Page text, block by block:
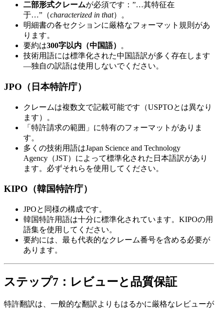
二部形式クレームが必須です：”…其特征在
于…”（characterized in that）。
明細書の各セクションに厳格なフォーマット規則があ
ります。
要約は300字以内（中国語）
。
技術用語には標準化された中国語訳が多く存在します
—独自の訳語は使用しないでください。
JPO（日本特許庁）
クレームは複数文で記載可能です（USPTOとは異なり
ます）。
「特許請求の範囲」に特有のフォーマットがありま
す。
多くの技術用語はJapan Science and Technology
Agency（JST）によって標準化された日本語訳があり
ます。必ずそれらを使用してください。
KIPO（韓国特許庁）
JPOと同様の構成です。
韓国特許用語は十分に標準化されています。KIPOの用
語集を使用してください。
要約には、最も代表的なクレーム番号を含める必要が
あります。
ステップ7：レビューと品質保証
特許翻訳は、一般的な翻訳よりもはるかに厳格なレビューが